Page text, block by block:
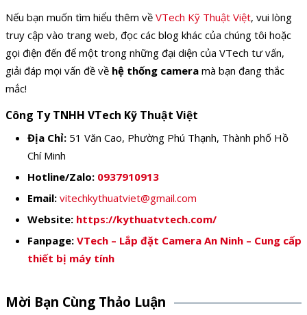
Nếu bạn muốn tìm hiểu thêm về VTech Kỹ Thuật Việt, vui lòng
truy cập vào trang web, đọc các blog khác của chúng tôi hoặc
gọi điện đến để một trong những đại diện của VTech tư vấn,
giải đáp mọi vấn đề về hệ thống camera mà bạn đang thắc
mắc!
Công Ty TNHH VTech Kỹ Thuật Việt
Địa Chỉ: 51 Văn Cao, Phường Phú Thạnh, Thành phố Hồ
Chí Minh
Hotline/Zalo: 0937910913
Email: vitechkythuatviet@gmail.com
Website: https://kythuatvtech.com/
Fanpage: VTech – Lắp đặt Camera An Ninh – Cung cấp
thiết bị máy tính
Mời Bạn Cùng Thảo Luận